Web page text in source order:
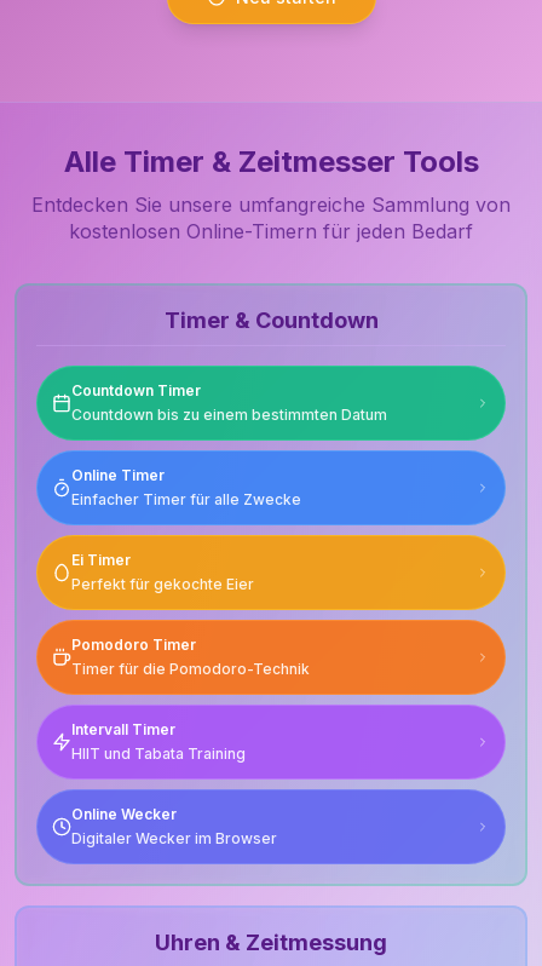
Alle Timer & Zeitmesser Tools
Entdecken Sie unsere umfangreiche Sammlung von
kostenlosen Online-Timern für jeden Bedarf
Timer & Countdown
Countdown Timer
Countdown bis zu einem bestimmten Datum
Online Timer
Einfacher Timer für alle Zwecke
Ei Timer
Perfekt für gekochte Eier
Pomodoro Timer
Timer für die Pomodoro-Technik
Intervall Timer
HIIT und Tabata Training
Online Wecker
Digitaler Wecker im Browser
Uhren & Zeitmessung